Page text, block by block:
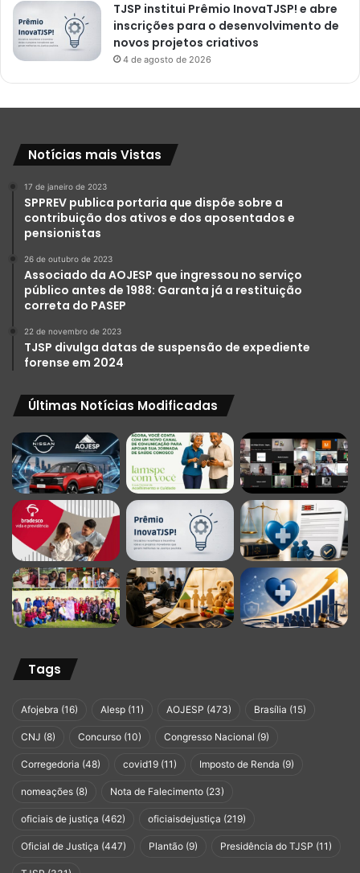
TJSP institui Prêmio InovaTJSP! e abre
inscrições para o desenvolvimento de
novos projetos criativos
4 de agosto de 2026
Notícias mais Vistas
17 de janeiro de 2023
SPPREV publica portaria que dispõe sobre a
contribuição dos ativos e dos aposentados e
pensionistas
26 de outubro de 2023
Associado da AOJESP que ingressou no serviço
público antes de 1988: Garanta já a restituição
correta do PASEP
22 de novembro de 2023
TJSP divulga datas de suspensão de expediente
forense em 2024
Últimas Notícias Modificadas
Tags
Afojebra (16) Alesp (11) AOJESP (473) Brasília (15)
CNJ (8) Concurso (10) Congresso Nacional (9)
Corregedoria (48) covid19 (11) Imposto de Renda (9)
nomeações (8) Nota de Falecimento (23)
oficiais de justiça (462) oficiaisdejustiça (219)
Oficial de Justiça (447) Plantão (9) Presidência do TJSP (11)